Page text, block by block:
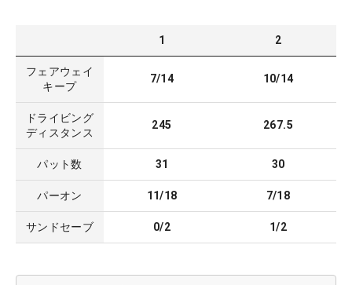
1 2
フェアウェイ
キープ
7/14 10/14
ドライビング
ディスタンス
245 267.5
パット数 31 30
パーオン 11/18 7/18
サンドセーブ 0/2 1/2